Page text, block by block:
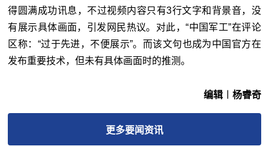
得圆满成功讯息，不过视频内容只有3行文字和背景音，没
有展示具体画面，引发网民热议。对此，“中国军工”在评论
区称：“过于先进，不便展示”。而该文句也成为中国官方在
发布重要技术，但未有具体画面时的推测。
编辑︱杨睿奇
更多要闻资讯